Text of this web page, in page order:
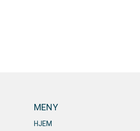
MENY
HJEM